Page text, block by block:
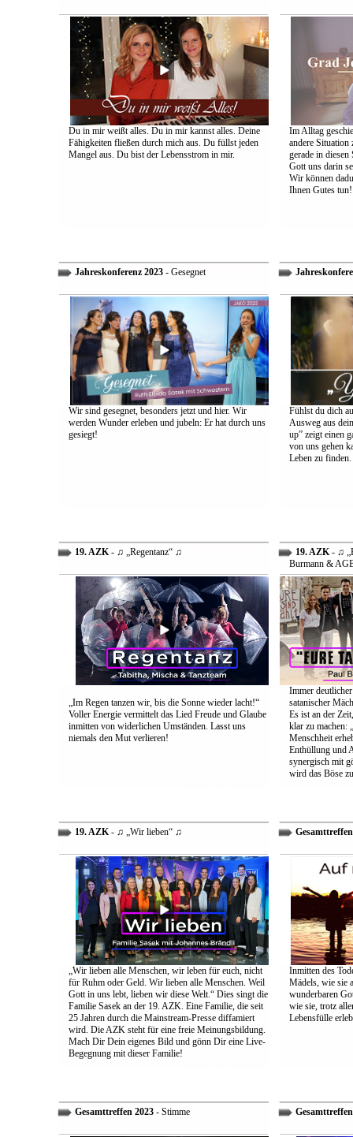
Du in mir weißt alles. Du in mir kannst alles. Deine
Fähigkeiten fließen durch mich aus. Du füllst jeden
Mangel aus. Du bist der Lebensstrom in mir.
Im Alltag
andere
gerade in
Gott uns darin
Wir können
Ihnen Gutes tun!
Jahreskonferenz 2023- Gesegnet
Wir sind gesegnet, besonders jetzt und hier. Wir
werden Wunder erleben und jubeln: Er hat durch uns
gesiegt!
Fühlst du dich
Ausweg aus
up” zeigt einen
von uns gehen
Leben zu finden.
19. AZK- ♫ „Regentanz“ ♫
„Im Regen tanzen wir, bis die Sonne wieder lacht!“
Voller Energie vermittelt das Lied Freude und Glaube
inmitten von widerlichen Umständen. Lasst uns
niemals den Mut verlieren!
19. AZK- ♫
Burmann &
Immer
satanischer
Es ist an der
klar zu machen:
Menschheit
Enthüllung und
synergisch mit
wird das Böse
19. AZK- ♫ „Wir lieben“ ♫
„Wir lieben alle Menschen, wir leben für euch, nicht
für Ruhm oder Geld. Wir lieben alle Menschen. Weil
Gott in uns lebt, lieben wir diese Welt.“ Dies singt die
Familie Sasek an der 19. AZK. Eine Familie, die seit
25 Jahren durch die Mainstream-Presse diffamiert
wird. Die AZK steht für eine freie Meinungsbildung.
Mach Dir Dein eigenes Bild und gönn Dir eine Live-
Begegnung mit dieser Familie!
Inmitten des
Mädels, wie sie
wunderbaren
wie sie, trotz
Lebensfülle
Gesamttreffen 2023- Stimme